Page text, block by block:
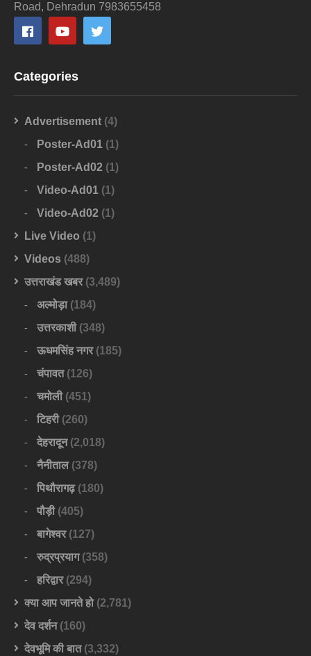
Road, Dehradun 7983655458
Categories
Advertisement (4)
Poster-Ad01 (1)
Poster-Ad02 (1)
Video-Ad01 (1)
Video-Ad02 (1)
Live Video (1)
Videos (488)
उत्तराखंड खबर(3,489)
अल्मोड़ा(184)
उत्तरकाशी(348)
ऊधमसिंह नगर(185)
चंपावत(126)
चमोली(451)
टिहरी(260)
देहरादून(2,018)
नैनीताल(378)
पिथौरागढ़(180)
पौड़ी(405)
बागेश्वर(127)
रुद्रप्रयाग(358)
हरिद्वार(294)
क्या आप जानते हो(2,781)
देव दर्शन(160)
देवभूमि की बात(3,332)